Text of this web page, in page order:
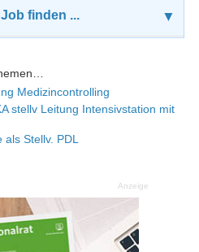
finden ... ▼
Medizincontrolling
stellv Leitung Intensivstation mit
Stellv. PDL
Anzeige